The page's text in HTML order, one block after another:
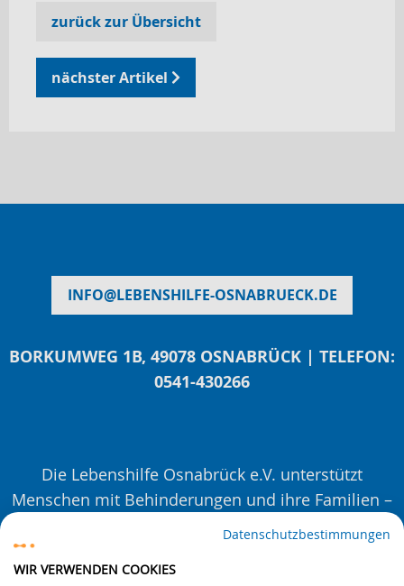
zurück zur Übersicht
nächster Artikel
INFO@LEBENSHILFE-OSNABRUECK.DE
BORKUMWEG 1B, 49078 OSNABRÜCK | TELEFON:
0541-430266
Die Lebenshilfe Osnabrück e.V. unterstützt
Menschen mit Behinderungen und ihre Familien –
mit Beratungen, Veranstaltungen und Projekten.
Seit 1963. Auf Augenhöhe. Für eine inklusivere
Gesellschaft.
Datenschutzbestimmungen
WIR VERWENDEN COOKIES